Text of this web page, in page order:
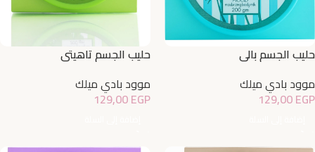
حليب الجسم بالي
موود بادي ميلك
129,00EGP
حليب الجسم تاهيتي
موود بادي ميلك
129,00EGP